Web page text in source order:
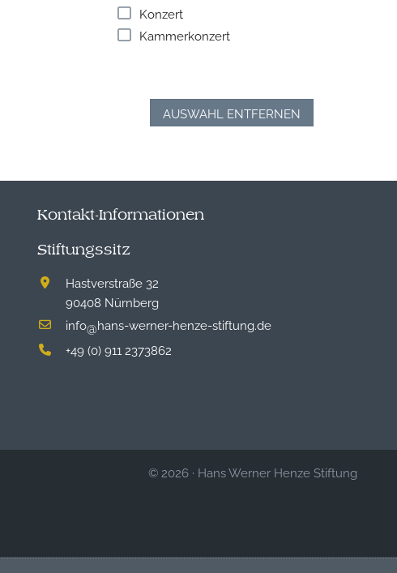
Konzert
Kammerkonzert
AUSWAHL ENTFERNEN
Kontakt-Informationen
Stiftungssitz
Hastverstraße 32
90408 Nürnberg
info@hans-werner-henze-stiftung.de
+49 (0) 911 2373862
© 2026 · Hans Werner Henze Stiftung